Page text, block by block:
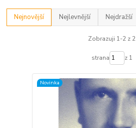
Nejnovější Nejlevnější Nejdražší
Zobrazuji 1-2 z 2
strana z 1
Novinka